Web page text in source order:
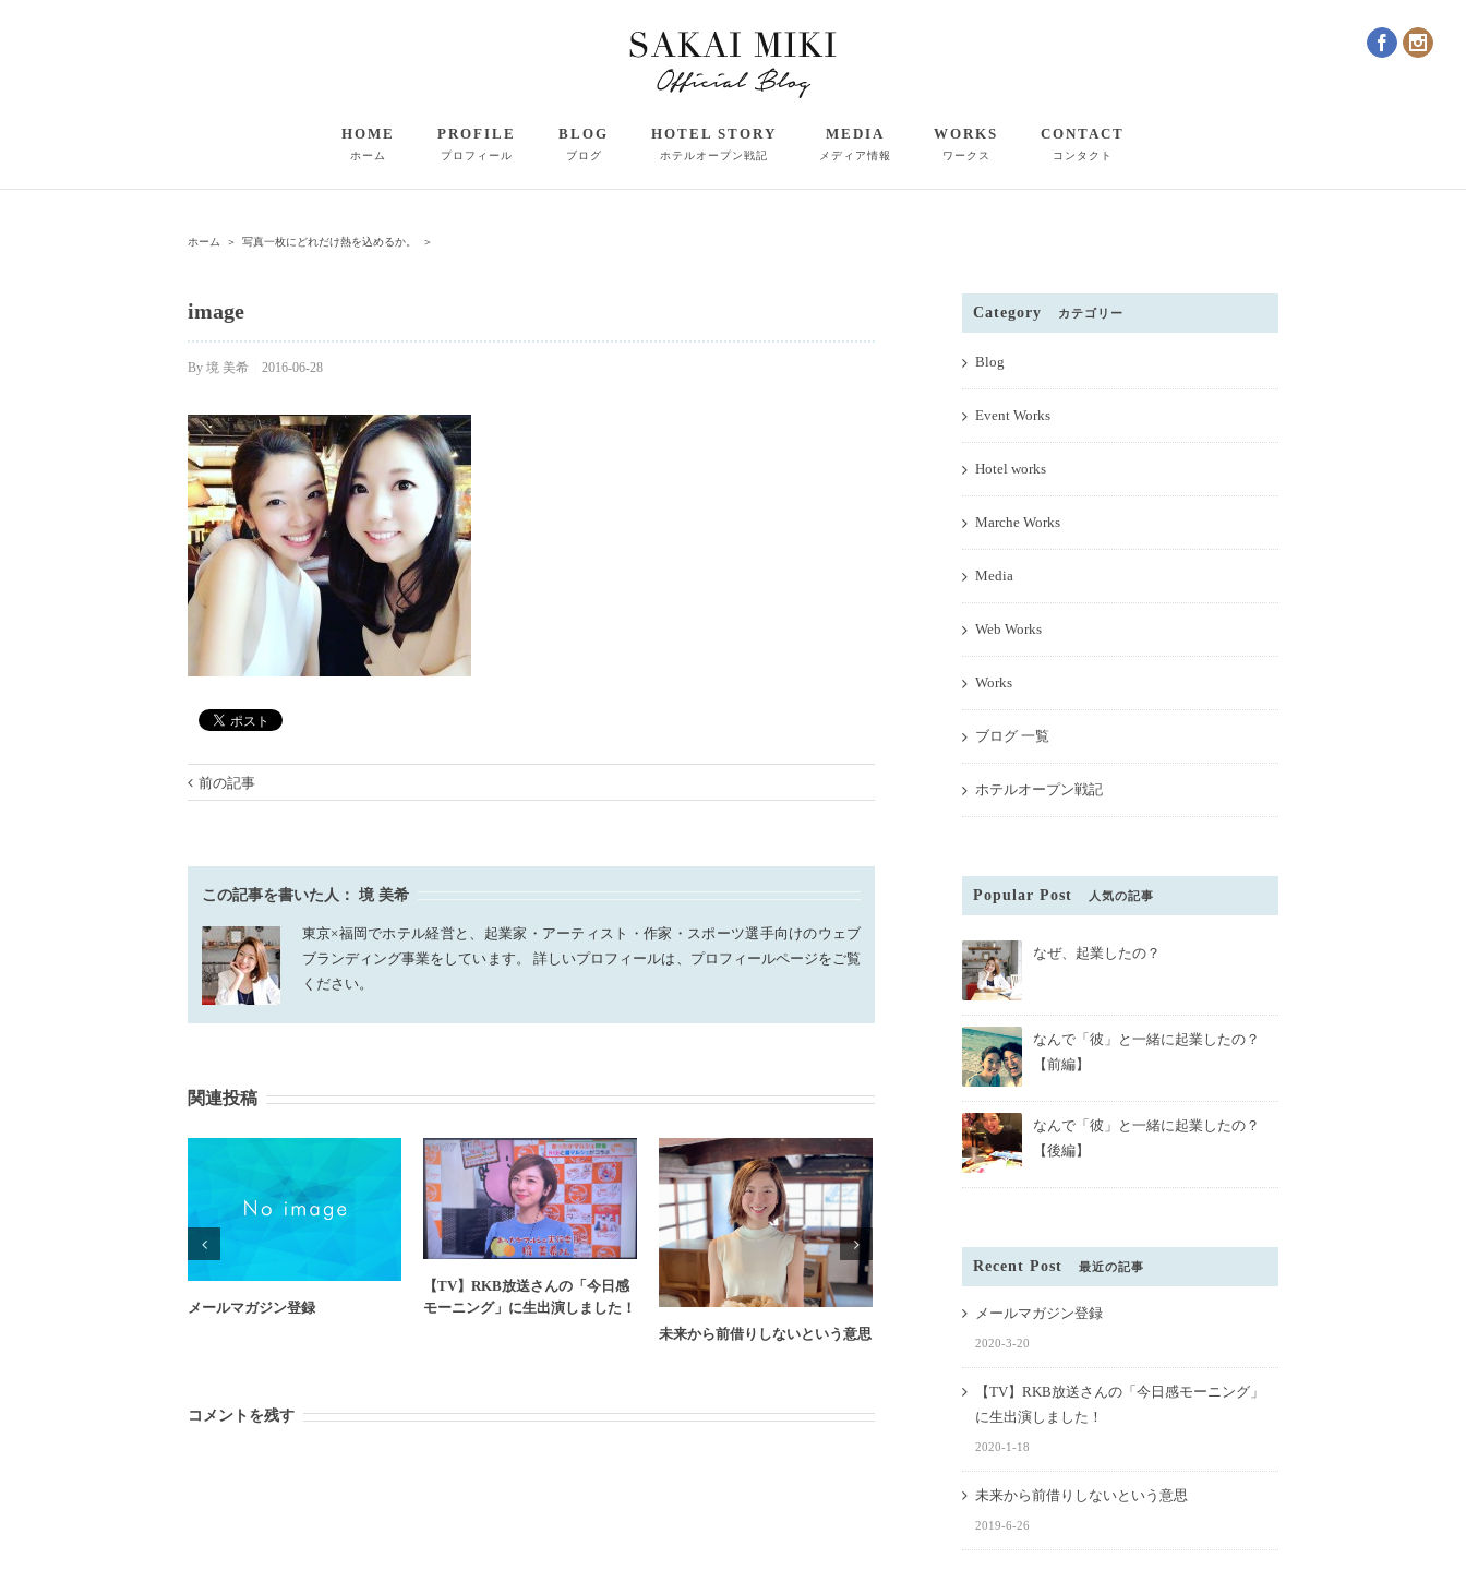
HOME
ホーム
PROFILE
プロフィール
BLOG
ブログ
HOTEL STORY
ホテルオープン戦記
MEDIA
メディア情報
WORKS
ワークス
CONTACT
コンタクト
ホーム ＞ 写真一枚にどれだけ熱を込めるか。 ＞
image
By 境 美希 2016-06-28
前の記事
この記事を書いた人： 境 美希
東京×福岡でホテル経営と、起業家・アーティスト・作家・スポーツ選手向けのウェブ
ブランディング事業をしています。 詳しいプロフィールは、プロフィールページをご覧
ください。
関連投稿
メールマガジン登録
【TV】RKB放送さんの「今日感
モーニング」に生出演しました！
未来から前借りしないという意思
これから先結婚式を挙げる全人類
のこと 】
コメントを残す
Category カテゴリー
Blog
Event Works
Hotel works
Marche Works
Media
Web Works
Works
ブログ 一覧
ホテルオープン戦記
Popular Post 人気の記事
なぜ、起業したの？
なんで「彼」と一緒に起業したの？
【前編】
なんで「彼」と一緒に起業したの？
【後編】
Recent Post 最近の記事
メールマガジン登録
2020-3-20
【TV】RKB放送さんの「今日感モーニング」
に生出演しました！
2020-1-18
未来から前借りしないという意思
2019-6-26